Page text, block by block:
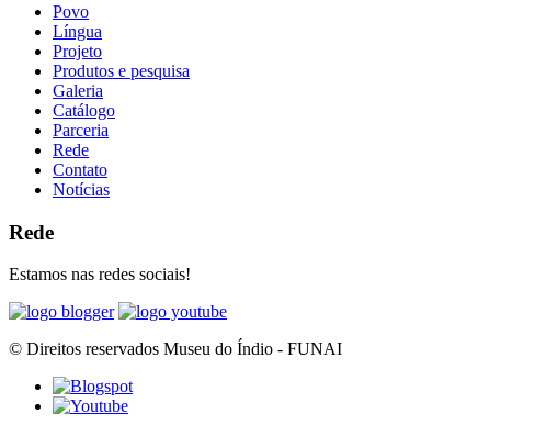
Povo
Língua
Projeto
Produtos e pesquisa
Galeria
Catálogo
Parceria
Rede
Contato
Notícias
Rede
Estamos nas redes sociais!
© Direitos reservados Museu do Índio - FUNAI